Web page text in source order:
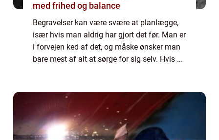
med frihed og balance
Begravelser kan være svære at planlægge,
især hvis man aldrig har gjort det før. Man er
i forvejen ked af det, og måske ønsker man
bare mest af alt at sørge for sig selv. Hvis du